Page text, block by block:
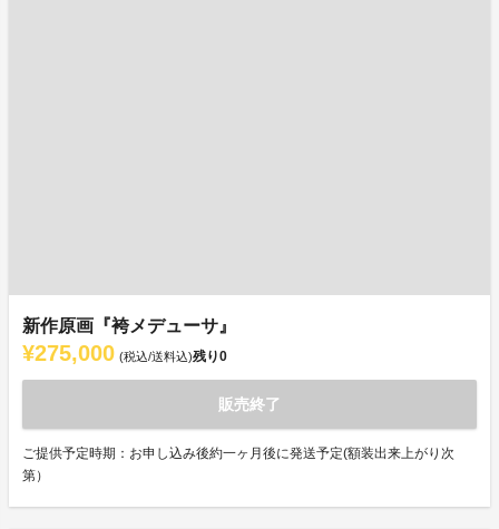
新作原画『袴メデューサ』
¥275,000 (税込/送料込)残り0
販売終了
ご提供予定時期：お申し込み後約一ヶ月後に発送予定(額装出来上がり次
第）